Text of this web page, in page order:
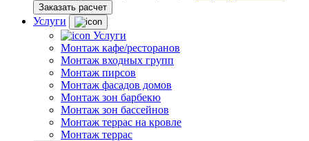
Заказать расчет
Услуги
Услуги
Монтаж кафе/ресторанов
Монтаж входных групп
Монтаж пирсов
Монтаж фасадов домов
Монтаж зон барбекю
Монтаж зон бассейнов
Монтаж террас на кровле
Монтаж террас